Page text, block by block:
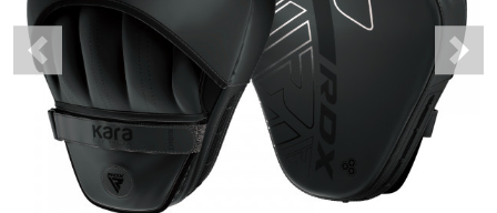
Previous Next